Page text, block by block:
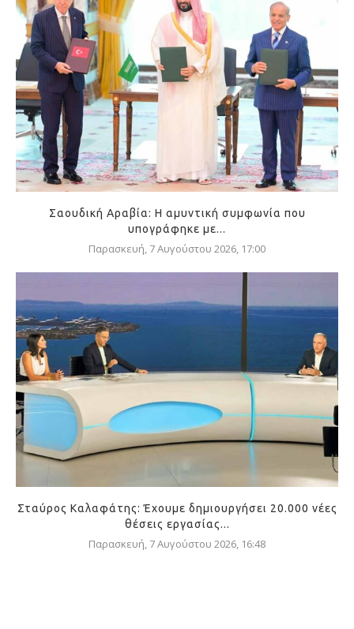
Σαουδική Αραβία: Η αμυντική συμφωνία που
υπογράφηκε με...
Παρασκευή, 7 Αυγούστου 2026, 17:00
Σταύρος Καλαφάτης: Έχουμε δημιουργήσει 20.000 νέες
θέσεις εργασίας...
Παρασκευή, 7 Αυγούστου 2026, 16:48